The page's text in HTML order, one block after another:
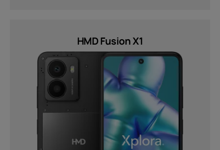
HMD Fusion X1